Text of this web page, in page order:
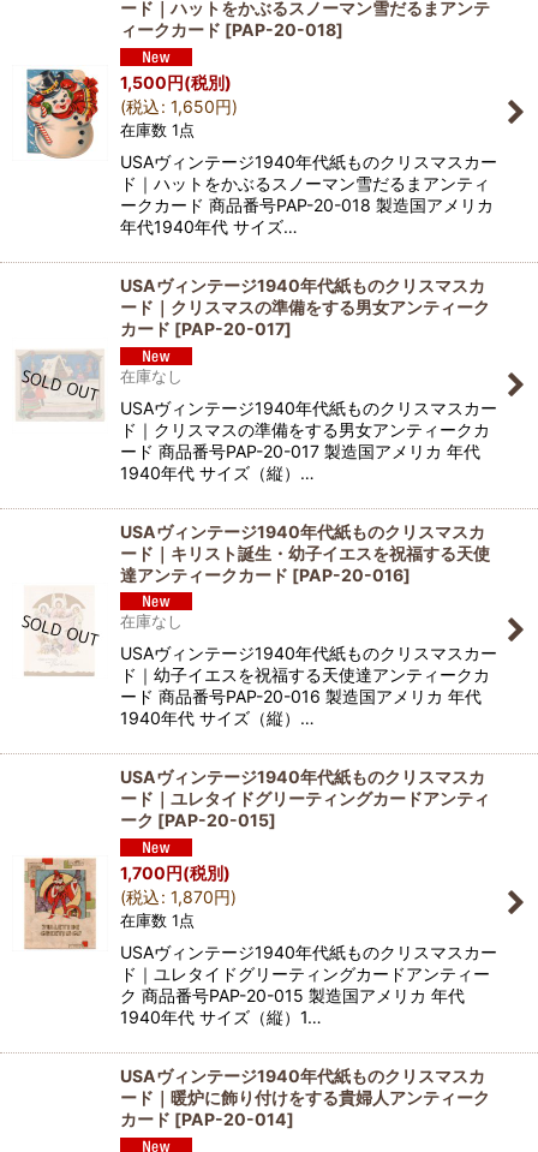
ード｜ハットをかぶるスノーマン雪だるまアンテ
ィークカード [PAP-20-018]
1,500円(税別)
(税込: 1,650円)
在庫数 1点
USAヴィンテージ1940年代紙ものクリスマスカー
ド｜ハットをかぶるスノーマン雪だるまアンティ
ークカード 商品番号PAP-20-018 製造国アメリカ
年代1940年代 サイズ…
USAヴィンテージ1940年代紙ものクリスマスカ
ード｜クリスマスの準備をする男女アンティーク
カード [PAP-20-017]
在庫なし
USAヴィンテージ1940年代紙ものクリスマスカー
ド｜クリスマスの準備をする男女アンティークカ
ード 商品番号PAP-20-017 製造国アメリカ 年代
1940年代 サイズ（縦）…
USAヴィンテージ1940年代紙ものクリスマスカ
ード｜キリスト誕生・幼子イエスを祝福する天使
達アンティークカード [PAP-20-016]
在庫なし
USAヴィンテージ1940年代紙ものクリスマスカー
ド｜幼子イエスを祝福する天使達アンティークカ
ード 商品番号PAP-20-016 製造国アメリカ 年代
1940年代 サイズ（縦）…
USAヴィンテージ1940年代紙ものクリスマスカ
ード｜ユレタイドグリーティングカードアンティ
ーク [PAP-20-015]
1,700円(税別)
(税込: 1,870円)
在庫数 1点
USAヴィンテージ1940年代紙ものクリスマスカー
ド｜ユレタイドグリーティングカードアンティー
ク 商品番号PAP-20-015 製造国アメリカ 年代
1940年代 サイズ（縦）1…
USAヴィンテージ1940年代紙ものクリスマスカ
ード｜暖炉に飾り付けをする貴婦人アンティーク
カード [PAP-20-014]